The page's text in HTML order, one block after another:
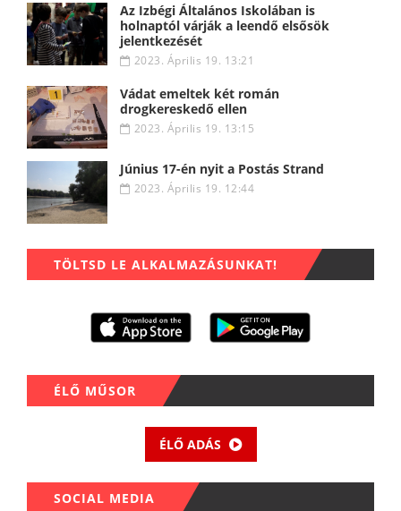
Az Izbégi Általános Iskolában is
holnaptól várják a leendő elsősök
jelentkezését
2023. Április 19. 13:21
Vádat emeltek két román
drogkereskedő ellen
2023. Április 19. 13:15
Június 17-én nyit a Postás Strand
2023. Április 19. 12:44
TÖLTSD LE ALKALMAZÁSUNKAT!
ÉLŐ MŰSOR
ÉLŐ ADÁS
SOCIAL MEDIA